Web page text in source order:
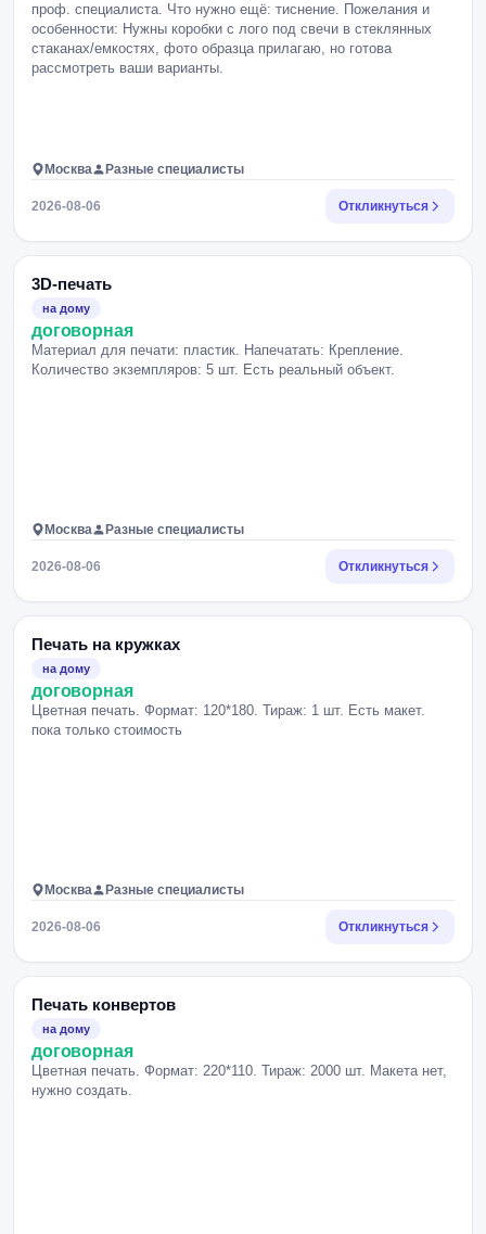
проф. специалиста. Что нужно ещё: тиснение. Пожелания и
особенности: Нужны коробки с лого под свечи в стеклянных
стаканах/емкостях, фото образца прилагаю, но готова
рассмотреть ваши варианты.
Москва Разные специалисты
2026-08-06 Откликнуться
3D-печать
на дому
договорная
Материал для печати: пластик. Напечатать: Крепление.
Количество экземпляров: 5 шт. Есть реальный объект.
Москва Разные специалисты
2026-08-06 Откликнуться
Печать на кружках
на дому
договорная
Цветная печать. Формат: 120*180. Тираж: 1 шт. Есть макет.
пока только стоимость
Москва Разные специалисты
2026-08-06 Откликнуться
Печать конвертов
на дому
договорная
Цветная печать. Формат: 220*110. Тираж: 2000 шт. Макета нет,
нужно создать.